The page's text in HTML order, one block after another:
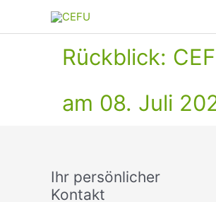
Rückblick:
am 08. Juli
Ihr persönlicher
Kontakt